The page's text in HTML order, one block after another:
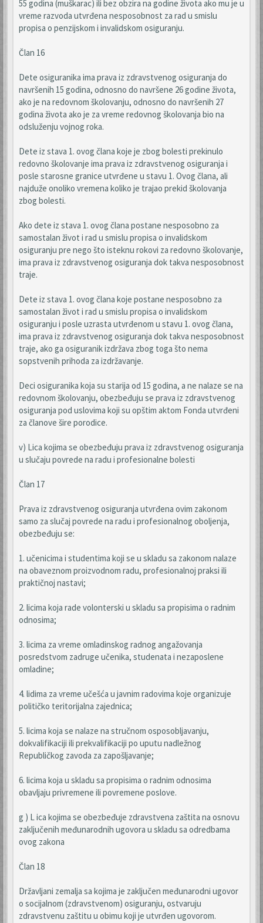
55 godina (muškarac) ili bez obzira na godine života ako mu je u
vreme razvoda utvrđena nesposobnost za rad u smislu
propisa o penzijskom i invalidskom osiguranju.
Član 16
Dete osiguranika ima prava iz zdravstvenog osiguranja do
navršenih 15 godina, odnosno do navršene 26 godine života,
ako je na redovnom školovanju, odnosno do navršenih 27
godina života ako je za vreme redovnog školovanja bio na
odsluženju vojnog roka.
Dete iz stava 1. ovog člana koje je zbog bolesti prekinulo
redovno školovanje ima prava iz zdravstvenog osiguranja i
posle starosne granice utvrđene u stavu 1. Ovog člana, ali
najduže onoliko vremena koliko je trajao prekid školovanja
zbog bolesti.
Ako dete iz stava 1. ovog člana postane nesposobno za
samostalan život i rad u smislu propisa o invalidskom
osiguranju pre nego što isteknu rokovi za redovno školovanje,
ima prava iz zdravstvenog osiguranja dok takva nesposobnost
traje.
Dete iz stava 1. ovog člana koje postane nesposobno za
samostalan život i rad u smislu propisa o invalidskom
osiguranju i posle uzrasta utvrđenom u stavu 1. ovog člana,
ima prava iz zdravstvenog osiguranja dok takva nesposobnost
traje, ako ga osiguranik izdržava zbog toga što nema
sopstvenih prihoda za izdržavanje.
Deci osiguranika koja su starija od 15 godina, a ne nalaze se na
redovnom školovanju, obezbeđuju se prava iz zdravstvenog
osiguranja pod uslovima koji su opštim aktom Fonda utvrđeni
za članove šire porodice.
v) Lica kojima se obezbeđuju prava iz zdravstvenog osiguranja
u slučaju povrede na radu i profesionalne bolesti
Član 17
Prava iz zdravstvenog osiguranja utvrđena ovim zakonom
samo za slučaj povrede na radu i profesionalnog oboljenja,
obezbeđuju se:
1. učenicima i studentima koji se u skladu sa zakonom nalaze
na obaveznom proizvodnom radu, profesionalnoj praksi ili
praktičnoj nastavi;
2. licima koja rade volonterski u skladu sa propisima o radnim
odnosima;
3. licima za vreme omladinskog radnog angažovanja
posredstvom zadruge učenika, studenata i nezaposlene
omladine;
4. lidima za vreme učešća u javnim radovima koje organizuje
političko teritorijalna zajednica;
5. licima koja se nalaze na stručnom osposobljavanju,
dokvalifikaciji ili prekvalifikaciji po uputu nadležnog
Republičkog zavoda za zapošljavanje;
6. licima koja u skladu sa propisima o radnim odnosima
obavljaju privremene ili povremene poslove.
g ) L ica kojima se obezbeđuje zdravstvena zaštita na osnovu
zaključenih međunarodnih ugovora u skladu sa odredbama
ovog zakona
Član 18
Državljani zemalja sa kojima je zaključen međunarodni ugovor
o socijalnom (zdravstvenom) osiguranju, ostvaruju
zdravstvenu zaštitu u obimu koji je utvrđen ugovorom.